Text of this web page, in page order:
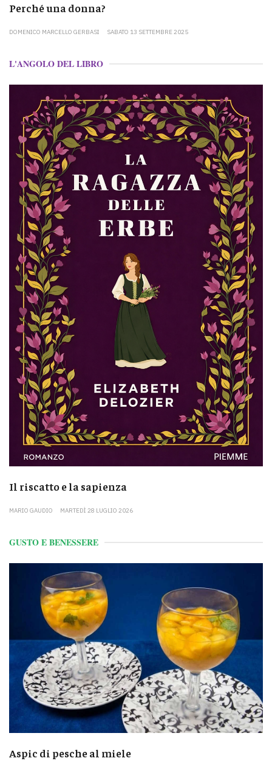
Perché una donna?
DOMENICO MARCELLO GERBASI SABATO 13 SETTEMBRE 2025
L'ANGOLO DEL LIBRO
Il riscatto e la sapienza
MARIO GAUDIO MARTEDÌ 28 LUGLIO 2026
GUSTO E BENESSERE
Aspic di pesche al miele